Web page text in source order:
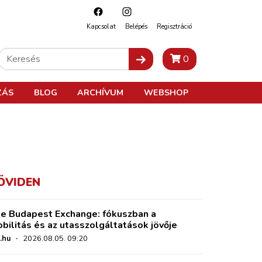
Kapcsolat Belépés Regisztráció
0
BLOG ARCHÍVUM WEBSHOP
Budapest Exchange: fókuszban a
és az utasszolgáltatások jövője
· 2026.08.05. 09:20